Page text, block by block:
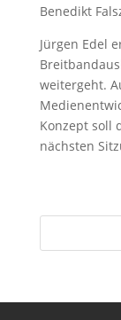
Benedikt
Jürgen Edel
weitergeht.
Konzept soll
nächsten